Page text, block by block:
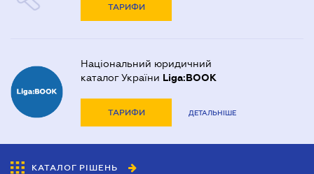
ТАРИФИ
Національний юридичний
каталог України Liga:BOOK
ТАРИФИ ДЕТАЛЬНІШЕ
КАТАЛОГ РІШЕНЬ